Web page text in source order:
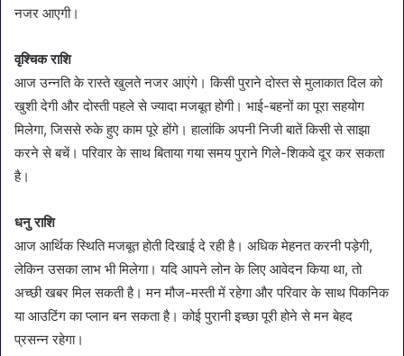
नजर आएगी।
वृश्चिक राशि
आज उन्नति के रास्ते खुलते नजर आएंगे। किसी पुराने दोस्त से मुलाकात दिल को
खुशी देगी और दोस्ती पहले से ज्यादा मजबूत होगी। भाई-बहनों का पूरा सहयोग
मिलेगा, जिससे रुके हुए काम पूरे होंगे। हालांकि अपनी निजी बातें किसी से साझा
करने से बचें। परिवार के साथ बिताया गया समय पुराने गिले-शिकवे दूर कर सकता
है।
धनु राशि
आज आर्थिक स्थिति मजबूत होती दिखाई दे रही है। अधिक मेहनत करनी पड़ेगी,
लेकिन उसका लाभ भी मिलेगा। यदि आपने लोन के लिए आवेदन किया था, तो
अच्छी खबर मिल सकती है। मन मौज-मस्ती में रहेगा और परिवार के साथ पिकनिक
या आउटिंग का प्लान बन सकता है। कोई पुरानी इच्छा पूरी होने से मन बेहद
प्रसन्न रहेगा।